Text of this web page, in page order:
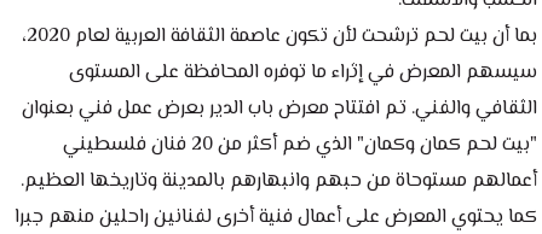
بما أن بيت لحم ترشحت لأن تكون عاصمة الثقافة العربية لعام 2020،
سيسهم المعرض في إثراء ما توفره المحافظة على المستوى
الثقافي والفني. تم افتتاح معرض باب الدير بعرض عمل فني بعنوان
"بيت لحم كمان وكمان" الذي ضم أكثر من 20 فنان فلسطيني
أعمالهم مستوحاة من حبهم وانبهارهم بالمدينة وتاريخها العظيم.
كما يحتوي المعرض على أعمال فنية أخرى لفنانين راحلين منهم جبرا